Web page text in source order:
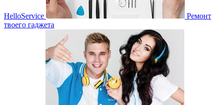
HelloService
Ремонт
твоего гаджета